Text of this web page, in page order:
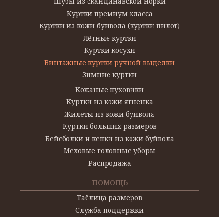
Куртки премиум класса
Куртки из кожи буйвола (куртки пилот)
Лётные куртки
Куртки косухи
Винтажные куртки ручной выделки
Зимние куртки
Кожаные пуховики
Куртки из кожи ягненка
Жилеты из кожи буйвола
Куртки больших размеров
Бейсболки и кепки из кожи буйвола
Меховые головные уборы
Распродажа
ПОМОЩЬ
Таблица размеров
Служба поддержки